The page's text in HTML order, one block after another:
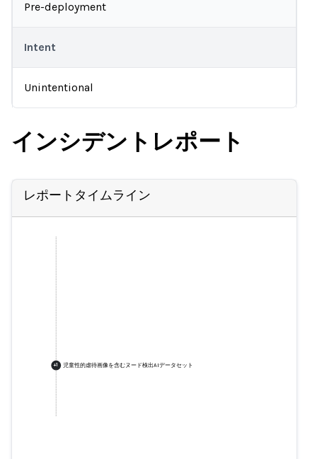
Pre-deployment
Intent
Unintentional
インシデントレポート
レポートタイムライン
+1 児童性的虐待画像を含むヌード検出AIデータセット